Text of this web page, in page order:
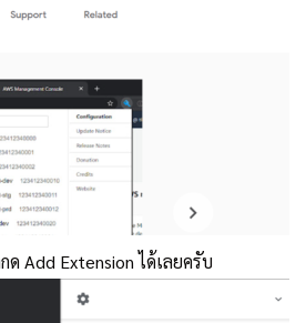
Add Extension ได้เลยครับ